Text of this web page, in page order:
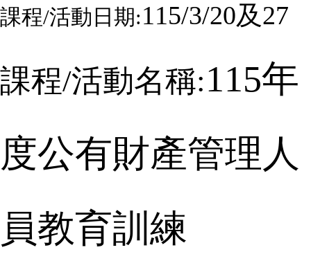
課程/活動日期:115/3/20及27
課程/活動名稱:115年
度公有財產管理人
員教育訓練